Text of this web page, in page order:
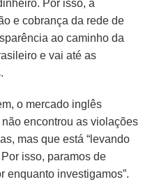
Por isso, a
e cobrança da rede de
ao caminho da
e vai até as
o mercado inglês
encontrou as violações
mas que está “levando
isso, paramos de
enquanto investigamos”.